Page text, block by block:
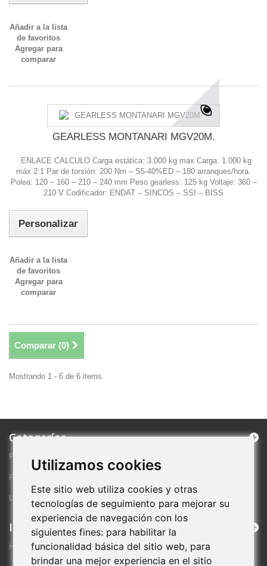
Utilizamos cookies
Este sitio web utiliza cookies y otras
tecnologías de seguimiento para mejorar su
experiencia de navegación con los
siguientes fines: para habilitar la
funcionalidad básica del sitio web, para
brindar una mejor experiencia en el sitio
Añadir a la lista
de favoritos
Agregar para
comparar
GEARLESS MONTANARI MGV20M.
ENLACE CALCULO Carga estática: 3.000 kg max Carga: 1.000 kg
máx 2:1 Par de torsión: 200 Nm – S5-40%ED – 180 arranques/hora.
Polea: 120 – 160 – 210 – 240 mm Peso gearless: 125 kg Voltaje: 360 –
210 V Codificador: ENDAT – SINCOS – SSI – BISS
Personalizar
Añadir a la lista
de favoritos
Agregar para
comparar
Comparar (0)
Mostrando 1 - 6 de 6 items
Categorías
PRODUCTOS DESTACADOS
PROMOCIONES ESPECIALES
ULTIMAS NOVEDADES
Información
HOLA